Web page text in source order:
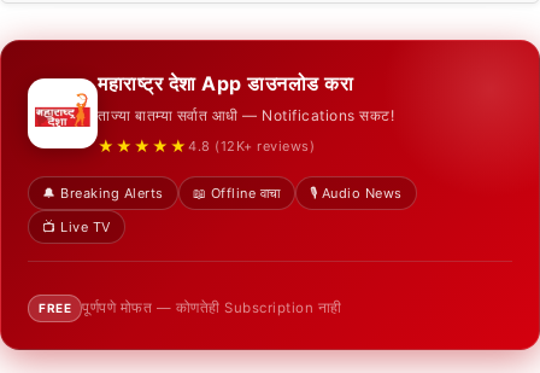
महाराष्ट्र देशा App डाउनलोड करा
ताज्या बातम्या सर्वात आधी — Notifications सकट!
★★★★★ 4.8 (12K+ reviews)
🔔 Breaking Alerts 📖 Offline वाचा
🎙️ Audio News
📺 Live TV
FREE पूर्णपणे मोफत — कोणतेही Subscription नाही